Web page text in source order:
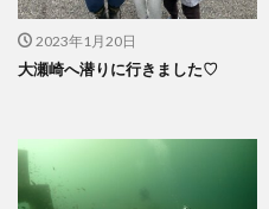
2023年1月20日
大瀬崎へ潜りに行きました♡